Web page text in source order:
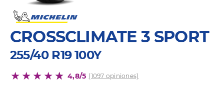
CROSSCLIMATE 3 SPORT
255/40 R19 100Y
4,8/5 (1097 opiniones)